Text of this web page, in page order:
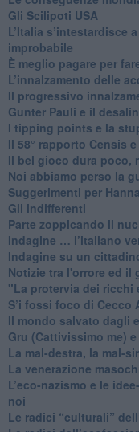
​Gli Scilipoti USA
L’Italia s’intestardisce
improbabile
È meglio pagare per
​L’innalzamento delle
​Il progressivo
​Gunter Pauli e il
I tipping points e la
​Il 58° rapporto Censis
​Il bel gioco dura poco,
Noi abbiamo perso la
Suggerimenti per
​Gli indifferenti
Parte zoppicando il
​Indagine … l’italiano
Indagine su un
Notizie tra l'orrore ed il
"La protervia dei ricchi
S’i fossi foco di Cecco
​Il mondo salvato dagli
Gru (Cattivissimo me)
​La mal-destra, la mal-
​La venerazione
​L’eco-nazismo e le
noi
​Le radici “culturali”